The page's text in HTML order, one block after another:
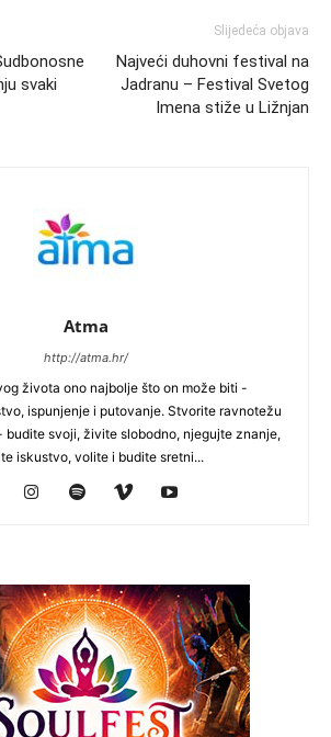
svaki
Slijedeća objava
Najveći duhovni festival na
Jadranu – Festival Svetog
Imena stiže u Ližnjan
Atma
http://atma.hr/
života ono najbolje što on može biti -
ispunjenje i putovanje. Stvorite ravnotežu
budite svoji, živite slobodno, njegujte znanje,
iskustvo, volite i budite sretni...